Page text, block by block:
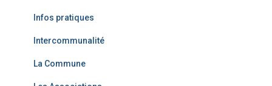
Infos pratiques
Intercommunalité
La Commune